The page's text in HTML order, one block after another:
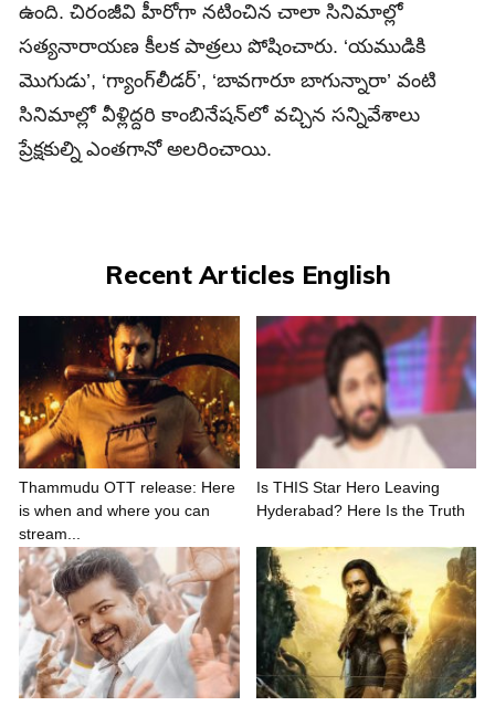
ఉంది. చిరంజీవి హీరోగా నటించిన చాలా సినిమాల్లో
సత్యనారాయణ కీలక పాత్రలు పోషించారు. ‘యముడికి
మొగుడు’, ‘గ్యాంగ్‌లీడర్‌’, ‘బావగారూ బాగున్నారా’ వంటి
సినిమాల్లో వీళ్లిద్దరి కాంబినేషన్‌లో వచ్చిన సన్నివేశాలు
ప్రేక్షకుల్ని ఎంతగానో అలరించాయి.
Recent Articles English
Thammudu OTT release: Here
is when and where you can
stream...
Is THIS Star Hero Leaving
Hyderabad? Here Is the Truth